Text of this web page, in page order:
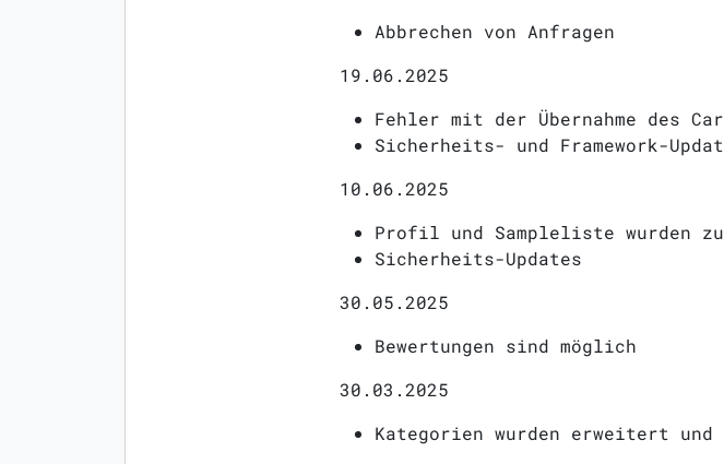
Abbrechen von Anfragen
19.06.2025
Fehler mit der Übernahme des
Sicherheits- und Framework-
10.06.2025
Profil und Sampleliste wurden
Sicherheits-Updates
30.05.2025
Bewertungen sind möglich
30.03.2025
Kategorien wurden erweitert